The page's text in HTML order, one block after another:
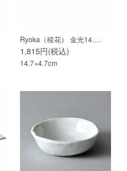
Ryoka（稜花） 金光14.…
1,815円(税込)
14.7×4.7cm